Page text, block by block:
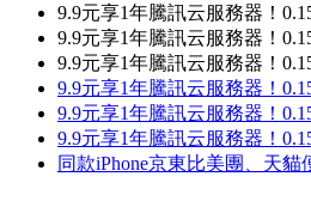
9.9元享1年騰訊云服務器！
9.9元享1年騰訊云服務器！
9.9元享1年騰訊云服務器！
9.9元享1年騰訊云服務器！
9.9元享1年騰訊云服務器！
9.9元享1年騰訊云服務器！
同款iPhone京東比美團、天貓